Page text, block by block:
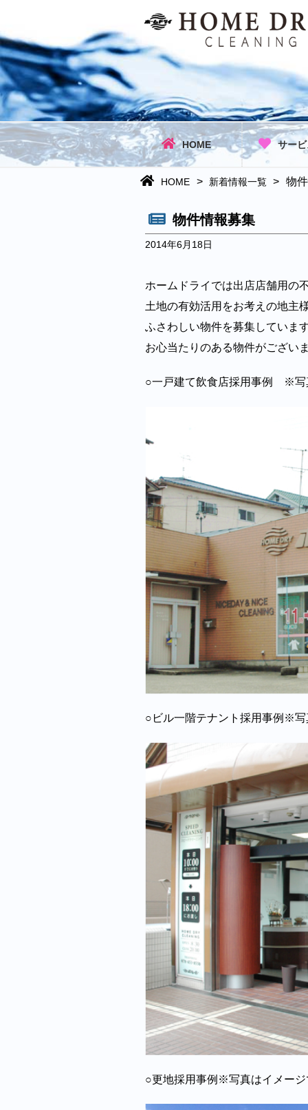
HOME サー
HOME > 新着情報一覧 > 物
物件情報募集
2014年6月18日
ホームドライでは出店店舗用の
土地の有効活用をお考えの地主
ふさわしい物件を募集していま
お心当たりのある物件がござい
○一戸建て飲食店採用事例 ※写
○ビル一階テナント採用事例※
○更地採用事例※写真はイメージ